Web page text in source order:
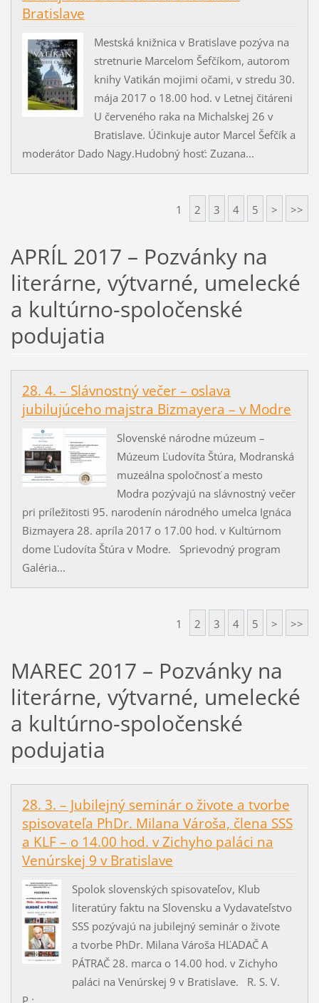
Bratislave
Mestská knižnica v Bratislave pozýva na
stretnurie Marcelom Šefčíkom, autorom
knihy Vatikán mojimi očami, v stredu 30.
mája 2017 o 18.00 hod. v Letnej čitáreni
U červeného raka na Michalskej 26 v
Bratislave. Účinkuje autor Marcel Šefčík a
moderátor Dado Nagy.Hudobný hosť: Zuzana...
1 2 3 4 5 > >>
APRÍL 2017 – Pozvánky na
literárne, výtvarné, umelecké
a kultúrno-spoločenské
podujatia
28. 4. – Slávnostný večer – oslava
jubilujúceho majstra Bizmayera – v Modre
Slovenské národne múzeum –
Múzeum Ľudovíta Štúra, Modranská
muzeálna spoločnosť a mesto
Modra pozývajú na slávnostný večer
pri príležitosti 95. narodenín národného umelca Ignáca
Bizmayera 28. apríla 2017 o 17.00 hod. v Kultúrnom
dome Ľudovíta Štúra v Modre. Sprievodný program
Galéria...
1 2 3 4 5 > >>
MAREC 2017 – Pozvánky na
literárne, výtvarné, umelecké
a kultúrno-spoločenské
podujatia
28. 3. – Jubilejný seminár o živote a tvorbe
spisovateľa PhDr. Milana Vároša, člena SSS
a KLF – o 14.00 hod. v Zichyho paláci na
Venúrskej 9 v Bratislave
Spolok slovenských spisovateľov, Klub
literatúry faktu na Slovensku a Vydavateľstvo
SSS pozývajú na jubilejný seminár o živote
a tvorbe PhDr. Milana Vároša HĽADAČ A
PÁTRAČ 28. marca o 14.00 hod. v Zichyho
paláci na Venúrskej 9 v Bratislave. R. S. V.